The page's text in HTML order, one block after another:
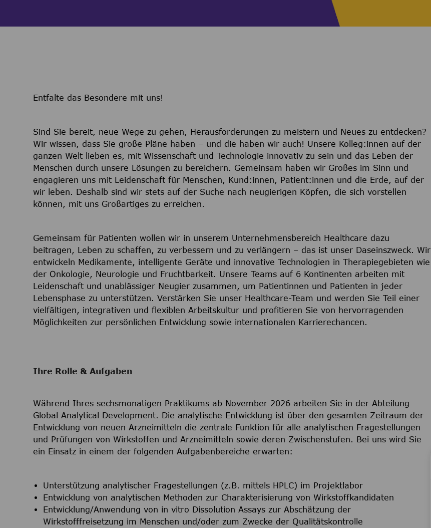
Entfalte das Besondere mit uns!
Sind Sie bereit, neue Wege zu gehen, Herausforderungen zu meistern und Neues zu entdecken?
Wir wissen, dass Sie große Pläne haben – und die haben wir auch! Unsere Kolleg:innen auf der
ganzen Welt lieben es, mit Wissenschaft und Technologie innovativ zu sein und das Leben der
Menschen durch unsere Lösungen zu bereichern. Gemeinsam haben wir Großes im Sinn und
engagieren uns mit Leidenschaft für Menschen, Kund:innen, Patient:innen und die Erde, auf der
wir leben. Deshalb sind wir stets auf der Suche nach neugierigen Köpfen, die sich vorstellen
können, mit uns Großartiges zu erreichen.
Gemeinsam für Patienten wollen wir in unserem Unternehmensbereich Healthcare dazu
beitragen, Leben zu schaffen, zu verbessern und zu verlängern – das ist unser Daseinszweck. Wir
entwickeln Medikamente, intelligente Geräte und innovative Technologien in Therapiegebieten wie
der Onkologie, Neurologie und Fruchtbarkeit. Unsere Teams auf 6 Kontinenten arbeiten mit
Leidenschaft und unablässiger Neugier zusammen, um Patientinnen und Patienten in jeder
Lebensphase zu unterstützen. Verstärken Sie unser Healthcare-Team und werden Sie Teil einer
vielfältigen, integrativen und flexiblen Arbeitskultur und profitieren Sie von hervorragenden
Möglichkeiten zur persönlichen Entwicklung sowie internationalen Karrierechancen.
Ihre Rolle & Aufgaben
Während Ihres sechsmonatigen Praktikums ab November 2026 arbeiten Sie in der Abteilung
Global Analytical Development. Die analytische Entwicklung ist über den gesamten Zeitraum der
Entwicklung von neuen Arzneimitteln die zentrale Funktion für alle analytischen Fragestellungen
und Prüfungen von Wirkstoffen und Arzneimitteln sowie deren Zwischenstufen. Bei uns wird Sie
ein Einsatz in einem der folgenden Aufgabenbereiche erwarten:
Unterstützung analytischer Fragestellungen (z.B. mittels HPLC) im Projektlabor
Entwicklung von analytischen Methoden zur Charakterisierung von Wirkstoffkandidaten
Entwicklung/Anwendung von in vitro Dissolution Assays zur Abschätzung der
Wirkstofffreisetzung im Menschen und/oder zum Zwecke der Qualitätskontrolle